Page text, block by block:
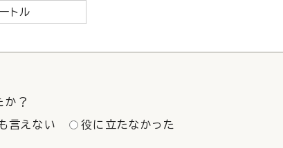
トル
か？
言えない 役に立たなかった